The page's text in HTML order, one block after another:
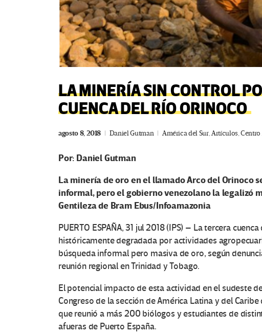
LA MINERÍA SIN CONTROL
CUENCA DEL RÍO ORINOCO
agosto 8, 2018 Daniel Gutman América del Sur,Artículos,
Por: Daniel Gutman
La minería de oro en el llamado Arco del Orinoco
informal, pero el gobierno venezolano la legalizó
Gentileza de Bram Ebus/Infoamazonia
PUERTO ESPAÑA, 31 jul 2018 (IPS) – La tercera
históricamente degradada por actividades
búsqueda informal pero masiva de oro, según
reunión regional en Trinidad y Tobago.
El potencial impacto de esta actividad en el sudeste
Congreso de la sección de América Latina y del
que reunió a más 200 biólogos y estudiantes de
afueras de Puerto España.